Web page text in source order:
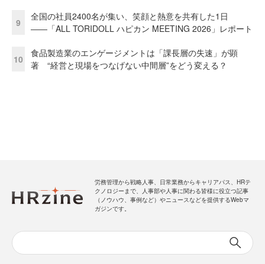
9
全国の社員2400名が集い、笑顔と熱意を共有した1日
――「ALL TORIDOLL ハピカン MEETING 2026」レポート
10
食品製造業のエンゲージメントは「課長層の失速」が顕
著 “経営と現場をつなげない中間層”をどう変える？
労務管理から戦略人事、日常業務からキャリアパス、HRテ
クノロジーまで、人事部や人事に関わる皆様に役立つ記事
（ノウハウ、事例など）やニュースなどを提供するWebマ
ガジンです。